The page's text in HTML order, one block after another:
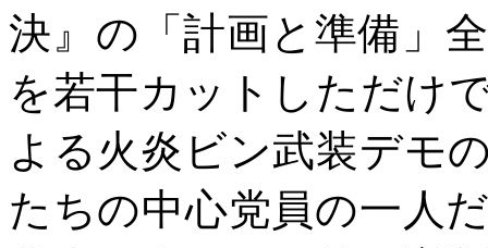
決』の「計画と準備」
を若干カットしただけ
よる火炎ビン武装デモ
たちの中心党員の一人